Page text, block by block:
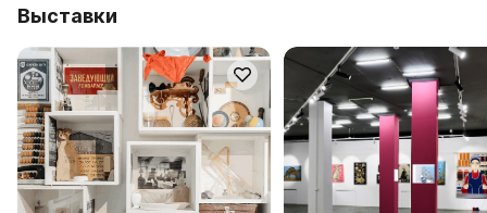
Выставки